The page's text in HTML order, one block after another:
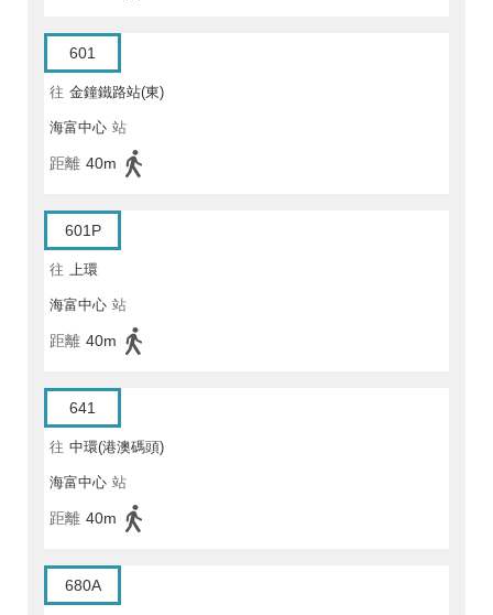
601
往 金鐘鐵路站(東)
海富中心 站
距離 40m
601P
往 上環
海富中心 站
距離 40m
641
往 中環(港澳碼頭)
海富中心 站
距離 40m
680A